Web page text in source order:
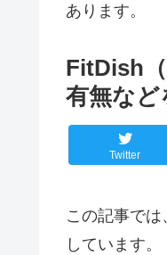
あります。
FitDish
有無など
Twitter
この記事で
しています。